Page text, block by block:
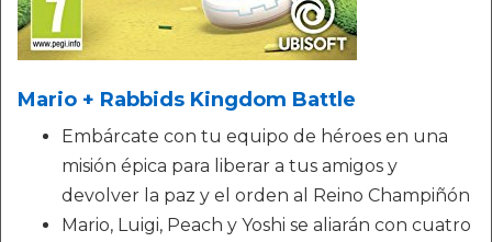
Mario + Rabbids Kingdom Battle
Embárcate con tu equipo de héroes en una
misión épica para liberar a tus amigos y
devolver la paz y el orden al Reino Champiñón
Mario, Luigi, Peach y Yoshi se aliarán con cuatro